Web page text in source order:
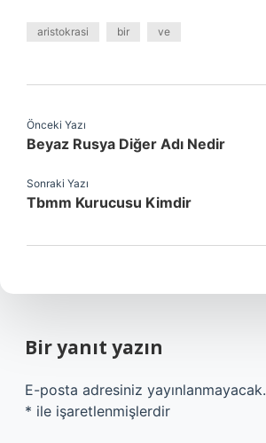
aristokrasi bir ve
Önceki Yazı
Beyaz Rusya Diğer Adı Nedir
Sonraki Yazı
Tbmm Kurucusu Kimdir
Bir yanıt yazın
E-posta adresiniz yayınlanmayacak.
* ile işaretlenmişlerdir